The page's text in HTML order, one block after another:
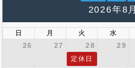
2026年8月
日 月 火 水
26 27 28 29
定休日